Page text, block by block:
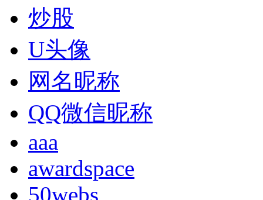
炒股
U头像
网名昵称
QQ微信昵称
aaa
awardspace
50webs